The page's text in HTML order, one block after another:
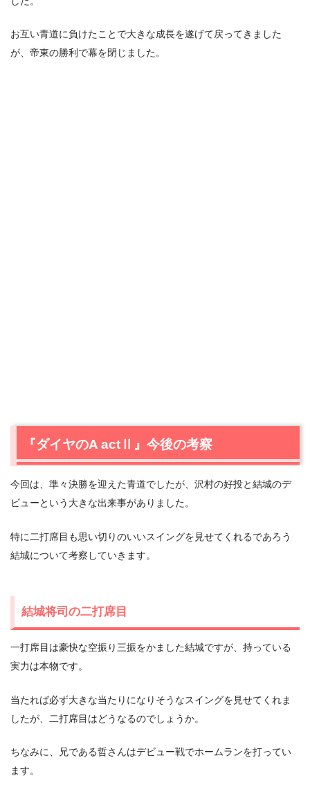
お互い青道に負けたことで大きな成長を遂げて戻ってきました
が、帝東の勝利で幕を閉じました。
『ダイヤのA actⅡ』今後の考察
今回は、準々決勝を迎えた青道でしたが、沢村の好投と結城のデ
ビューという大きな出来事がありました。
特に二打席目も思い切りのいいスイングを見せてくれるであろう
結城について考察していきます。
結城将司の二打席目
一打席目は豪快な空振り三振をかました結城ですが、持っている
実力は本物です。
当たれば必ず大きな当たりになりそうなスイングを見せてくれま
したが、二打席目はどうなるのでしょうか。
ちなみに、兄である哲さんはデビュー戦でホームランを打ってい
ます。